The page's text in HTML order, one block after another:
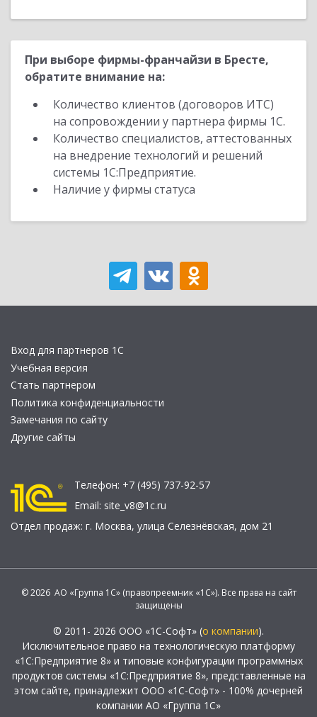
При выборе фирмы-франчайзи в Бресте,
обратите внимание на:
Количество клиентов (договоров ИТС)
на сопровождении у партнера фирмы 1С.
Количество специалистов, аттестованных
на внедрение технологий и решений
системы 1С:Предприятие.
Наличие у фирмы статуса
Вход для партнеров 1С
Учебная версия
Стать партнером
Политика конфиденциальности
Замечания по сайту
Другие сайты
Телефон: +7 (495) 737-92-57
Email: site_v8@1c.ru
Отдел продаж: г. Москва, улица Селезнёвская, дом 21
© 2026 АО «Группа 1С» (правопреемник «1С»). Все права на сайт
защищены
© 2011- 2026 ООО «1С-Софт» (о компании).
Исключительное право на технологическую платформу
«1С:Предприятие 8» и типовые конфигурации программных
продуктов системы «1С:Предприятие 8», представленные на
этом сайте, принадлежит ООО «1С-Софт» - 100% дочерней
компании АО «Группа 1С»